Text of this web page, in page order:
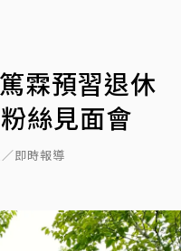
霖預習退休
絲見面會
即時報導